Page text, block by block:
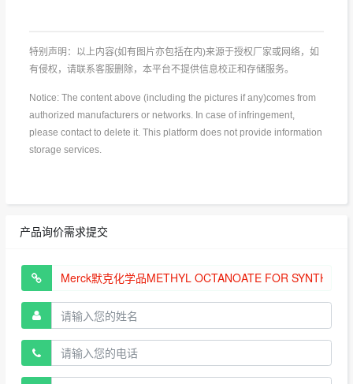
特别声明：以上内容(如有图片亦包括在内)来源于授权厂家或网络，如
有侵权，请联系客服删除，本平台不提供信息校正和存储服务。
Notice: The content above (including the pictures if any)comes from
authorized manufacturers or networks. In case of infringement,
please contact to delete it. This platform does not provide information
storage services.
产品询价需求提交